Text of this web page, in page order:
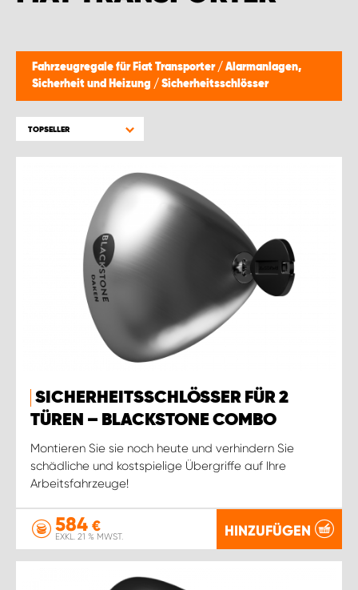
Fahrzeugregale für Fiat Transporter / Alarmanlagen,
Sicherheit und Heizung / Sicherheitsschlösser
TOPSELLER
SICHERHEITSSCHLÖSSER FÜR 2
TÜREN – BLACKSTONE COMBO
Montieren Sie sie noch heute und verhindern Sie
schädliche und kostspielige Übergriffe auf Ihre
Arbeitsfahrzeuge!
584 €
EXKL. 21 % MWST. HINZUFÜGEN
WORK SYSTEM LIMBURG-KEMPEN
WORK SYSTEM WORK SYSTEM BRÜGGE